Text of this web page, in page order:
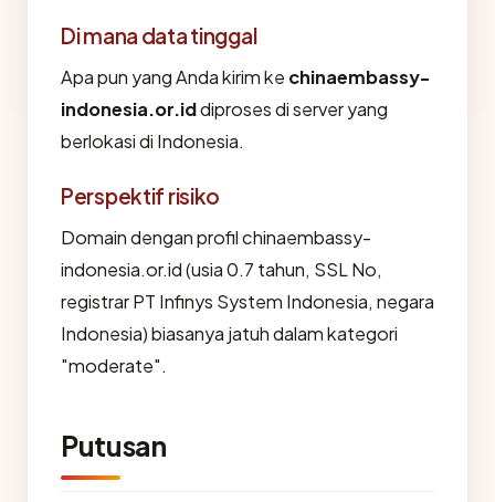
Di mana data tinggal
Apa pun yang Anda kirim ke chinaembassy-
indonesia.or.iddiproses di server yang
berlokasi di Indonesia.
Perspektif risiko
Domain dengan profil chinaembassy-
indonesia.or.id (usia 0.7 tahun, SSL No,
registrar PT Infinys System Indonesia, negara
Indonesia) biasanya jatuh dalam kategori
"moderate".
Putusan